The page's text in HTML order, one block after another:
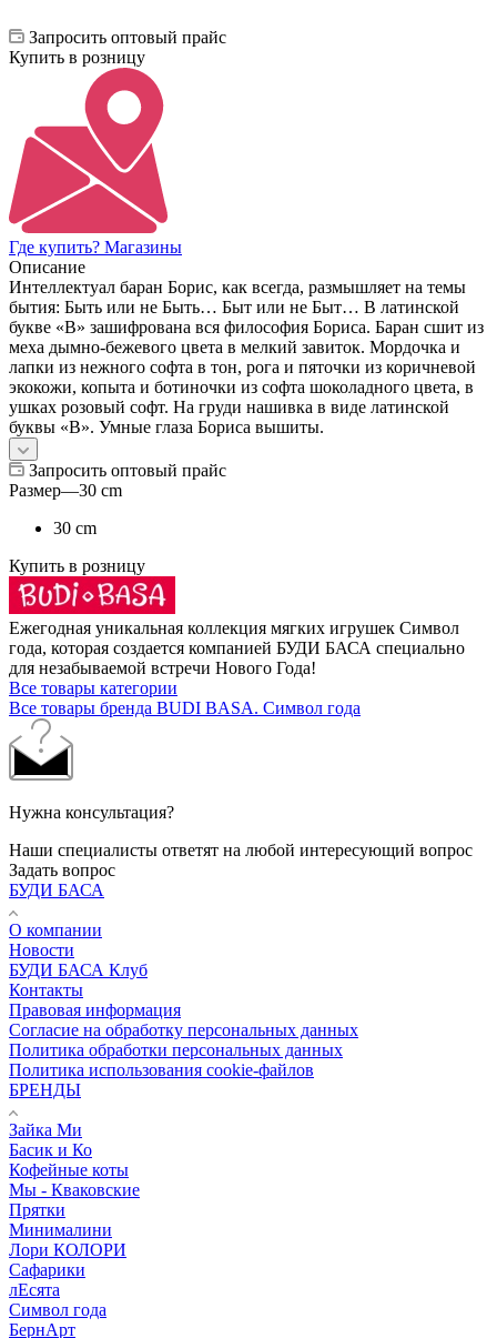
Запросить оптовый прайс
Купить в розницу
Где купить? Магазины
Описание
Интеллектуал баран Борис, как всегда, размышляет на темы
бытия: Быть или не Быть… Быт или не Быт… В латинской
букве «В» зашифрована вся философия Бориса. Баран сшит из
меха дымно-бежевого цвета в мелкий завиток. Мордочка и
лапки из нежного софта в тон, рога и пяточки из коричневой
экокожи, копыта и ботиночки из софта шоколадного цвета, в
ушках розовый софт. На груди нашивка в виде латинской
буквы «В». Умные глаза Бориса вышиты.
Запросить оптовый прайс
Размер—30 cm
30 cm
Купить в розницу
Ежегодная уникальная коллекция мягких игрушек Символ
года, которая создается компанией БУДИ БАСА специально
для незабываемой встречи Нового Года!
Все товары категории
Все товары бренда BUDI BASA. Символ года
Нужна консультация?
Наши специалисты ответят на любой интересующий вопрос
Задать вопрос
БУДИ БАСА
О компании
Новости
БУДИ БАСА Клуб
Контакты
Правовая информация
Согласие на обработку персональных данных
Политика обработки персональных данных
Политика использования cookie-файлов
БРЕНДЫ
Зайка Ми
Басик и Ко
Кофейные коты
Мы - Кваковские
Прятки
Минималини
Лори КОЛОРИ
Сафарики
лЕсята
Символ года
БернАрт